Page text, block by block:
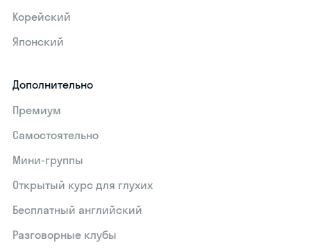
Корейский
Японский
Дополнительно
Премиум
Самостоятельно
Мини-группы
Открытый курс для глухих
Бесплатный английский
Разговорные клубы